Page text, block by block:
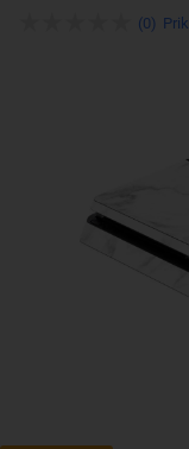
(0)